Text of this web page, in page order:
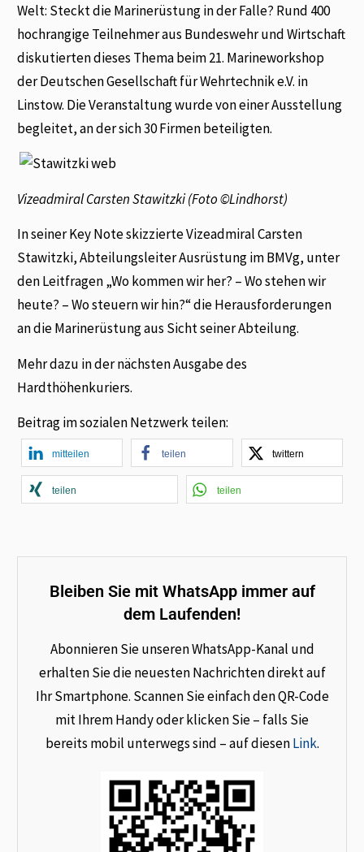
Welt: Steckt die Marinerüstung in der Falle? Rund 400
hochrangige Teilnehmer aus Bundeswehr und Wirtschaft
diskutierten dieses Thema beim 21. Marineworkshop
der Deutschen Gesellschaft für Wehrtechnik e.V. in
Linstow. Die Veranstaltung wurde von einer Ausstellung
begleitet, an der sich 30 Firmen beteiligten.
Vizeadmiral Carsten Stawitzki (Foto ©Lindhorst)
In seiner Key Note skizzierte Vizeadmiral Carsten
Stawitzki, Abteilungsleiter Ausrüstung im BMVg, unter
den Leitfragen „Wo kommen wir her? – Wo stehen wir
heute? – Wo steuern wir hin?“ die Herausforderungen
an die Marinerüstung aus Sicht seiner Abteilung.
Mehr dazu in der nächsten Ausgabe des
Hardthöhenkuriers.
Beitrag im sozialen Netzwerk teilen:
mitteilen teilen twittern
teilen teilen
Bleiben Sie mit WhatsApp immer auf
dem Laufenden!
Abonnieren Sie unseren WhatsApp-Kanal und
erhalten Sie die neuesten Nachrichten direkt auf
Ihr Smartphone. Scannen Sie einfach den QR-Code
mit Ihrem Handy oder klicken Sie – falls Sie
bereits mobil unterwegs sind – auf diesenLink.